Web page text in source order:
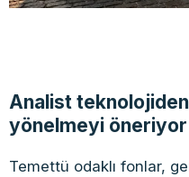
Analist
yönelmeyi öneriyor
Temettü odaklı fonlar,